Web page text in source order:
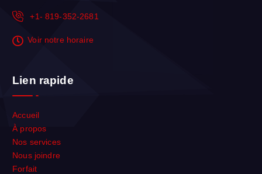
+1- 819-352-2681
Voir notre horaire
Lien rapide
Accueil
À propos
Nos services
Nous joindre
Forfait